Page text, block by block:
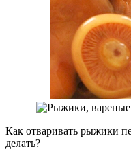
Как отваривать рыжики
делать?